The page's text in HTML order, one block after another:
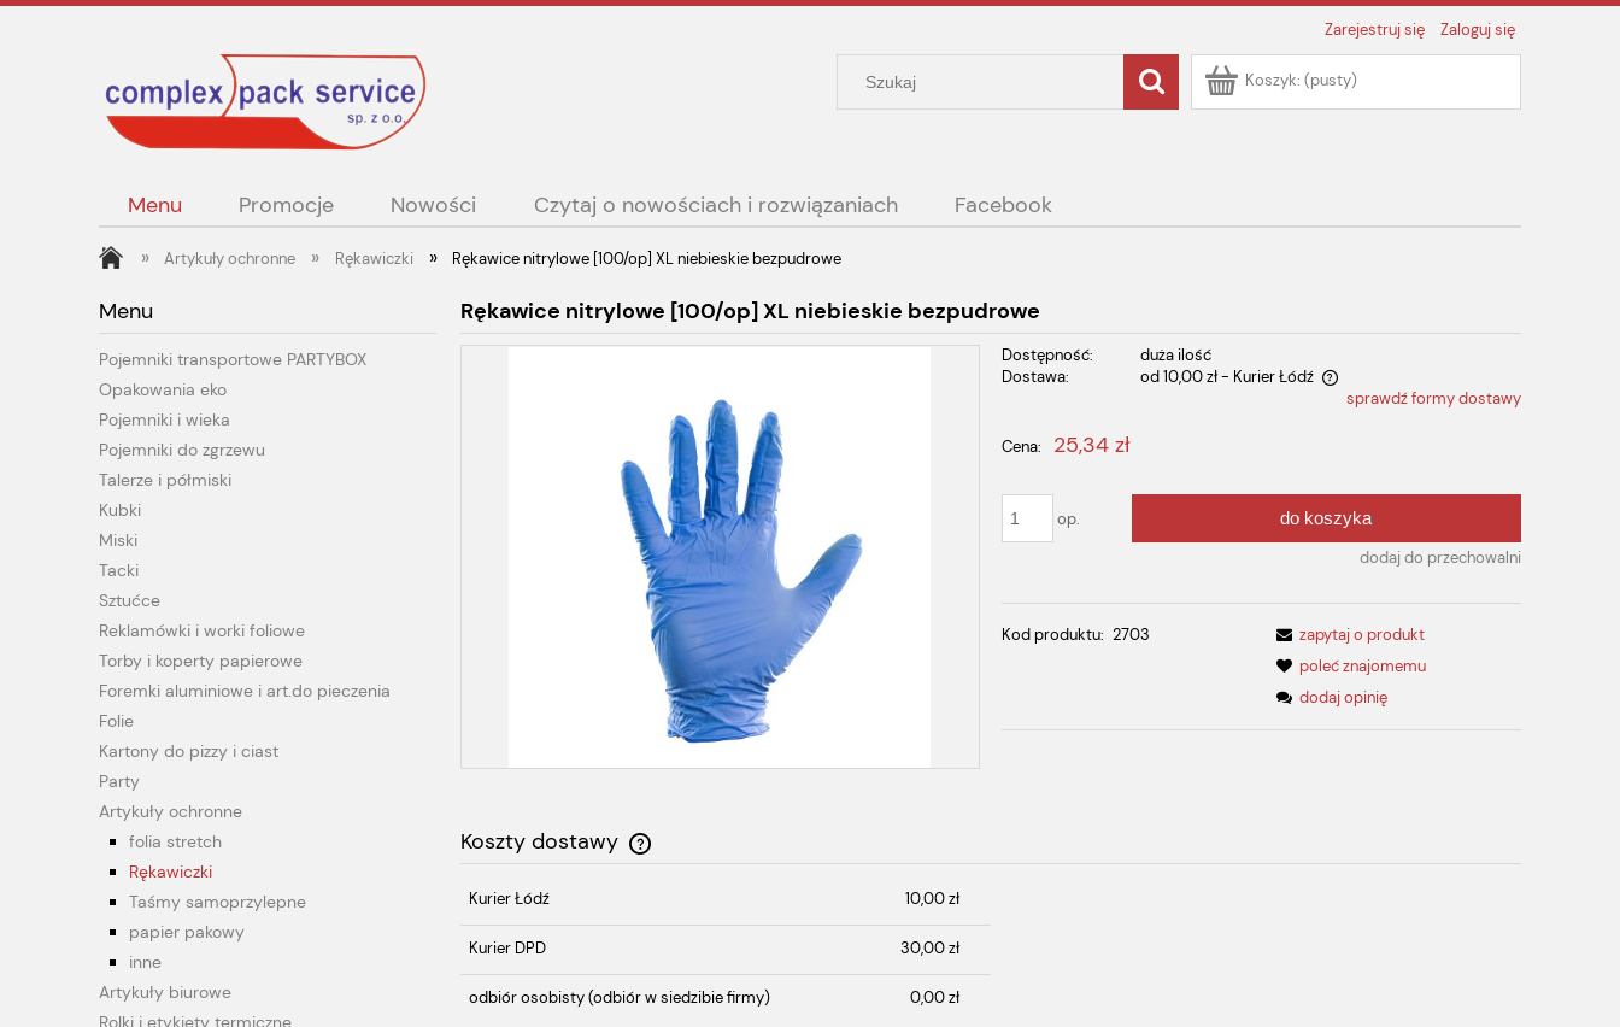
Zarejestruj się Zaloguj się
Koszyk: (pusty)
Menu Promocje Nowości Czytaj o nowościach i rozwiązaniach Facebook
» Artykuły ochronne » Rękawiczki » Rękawice nitrylowe [100/op] XL niebieskie bezpudrowe
Menu
Pojemniki transportowe PARTYBOX
Opakowania eko
Pojemniki i wieka
Pojemniki do zgrzewu
Talerze i półmiski
Kubki
Miski
Tacki
Sztućce
Reklamówki i worki foliowe
Torby i koperty papierowe
Foremki aluminiowe i art.do pieczenia
Folie
Kartony do pizzy i ciast
Party
Artykuły ochronne
folia stretch
Rękawiczki
Taśmy samoprzylepne
papier pakowy
inne
Artykuły biurowe
Rolki i etykiety termiczne
Rękawice nitrylowe [100/op] XL niebieskie bezpudrowe
Dostępność:
duża ilość
Dostawa:
od 10,00 zł - Kurier Łódź
płatności
sprawdź formy dostawy
Cena: 25,34 zł
op.
do koszyka
dodaj do przechowalni
Kod produktu: 2703
zapytaj o produkt
poleć znajomemu
dodaj opinię
Koszty dostawy
Cena nie zawiera ewentualnych kosztów
płatności
Kurier Łódź 10,00 zł
Kurier DPD 30,00 zł
odbiór osobisty(odbiór w siedzibie firmy) 0,00 zł